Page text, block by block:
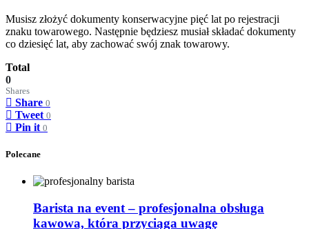
Musisz złożyć dokumenty konserwacyjne pięć lat po rejestracji
znaku towarowego. Następnie będziesz musiał składać dokumenty
co dziesięć lat, aby zachować swój znak towarowy.
Total
0
Shares
Share 0
Tweet 0
Pin it 0
Polecane
Barista na event – profesjonalna obsługa
kawowa, która przyciąga uwagę